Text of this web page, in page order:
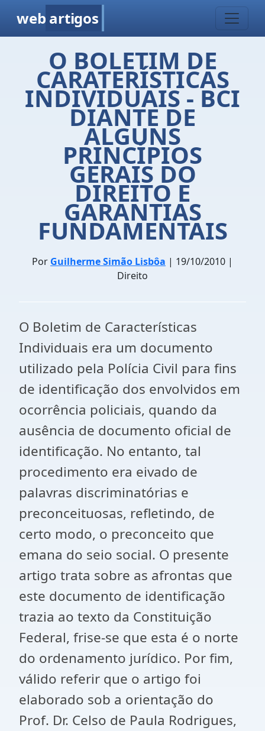
web artigos
O BOLETIM DE
CARATERÍSTICAS
INDIVIDUAIS - BCI
DIANTE DE
ALGUNS
PRINCÍPIOS
GERAIS DO
DIREITO E
GARANTIAS
FUNDAMENTAIS
Por Guilherme Simão Lisbôa | 19/10/2010 |
Direito
O Boletim de Características
Individuais era um documento
utilizado pela Polícia Civil para fins
de identificação dos envolvidos em
ocorrência policiais, quando da
ausência de documento oficial de
identificação. No entanto, tal
procedimento era eivado de
palavras discriminatórias e
preconceituosas, refletindo, de
certo modo, o preconceito que
emana do seio social. O presente
artigo trata sobre as afrontas que
este documento de identificação
trazia ao texto da Constituição
Federal, frise-se que esta é o norte
do ordenamento jurídico. Por fim,
válido referir que o artigo foi
elaborado sob a orientação do
Prof. Dr. Celso de Paula Rodrigues,